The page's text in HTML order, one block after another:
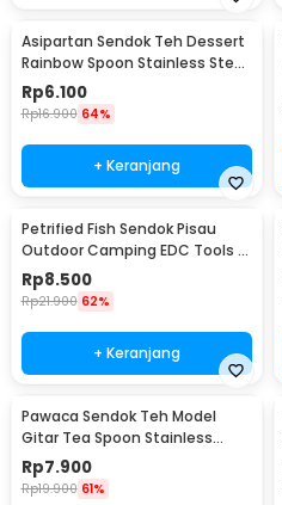
Asipartan Sendok Teh Dessert
Rainbow Spoon Stainless Steel
Bulat - A014
Rp6.100
Rp16.900 64%
+ Keranjang
Petrified Fish Sendok Pisau
Outdoor Camping EDC Tools -
LX709
Rp8.500
Rp21.900 62%
+ Keranjang
Pawaca Sendok Teh Model
Gitar Tea Spoon Stainless
Steel 304 12cm - RR-09
Rp7.900
Rp19.900 61%